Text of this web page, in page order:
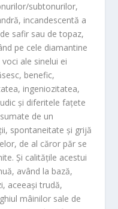
subtonurilor,
incandescentă a
safir sau de topaz,
pe cele diamantine
ale sinelui ei
benefic,
ingeniozitatea,
și diferitele fațete
de un
spontaneitate și grijă
de al căror păr se
Și calitățile acestui
având la bază,
aceeași trudă,
mâinilor sale de